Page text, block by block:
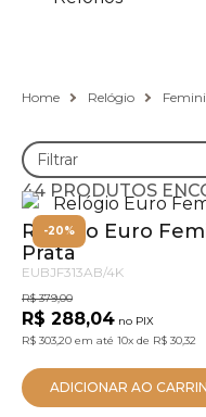
Home Relógio
Filtrar
44 PRODUTOS
-20%
Relógio Euro
Prata
EUBJF313AB/4K
R$ 379,00
R$ 288,04 no PIX
R$ 303,20 em até 10x de R$ 30,32
ADICIONAR AO